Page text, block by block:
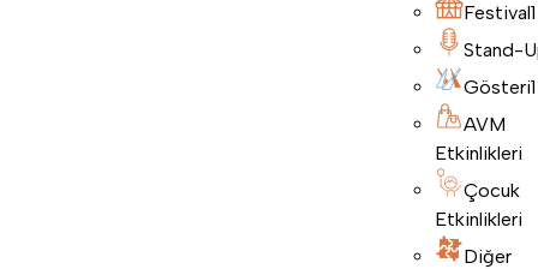
Festival1
Stand-
Gösteri1
AVM
Etkinlikleri
Çocuk
Etkinlikleri
Diğer